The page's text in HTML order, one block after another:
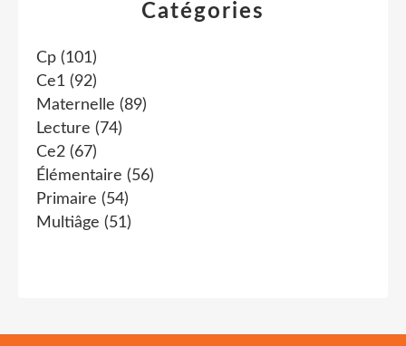
Catégories
Cp (101)
Ce1 (92)
Maternelle (89)
Lecture (74)
Ce2 (67)
Élémentaire (56)
Primaire (54)
Multiâge (51)